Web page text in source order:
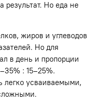
результат. Но еда не
жиров и углеводов
Но для
в день и пропорции
: 15–25%.
легко усваиваемыми,